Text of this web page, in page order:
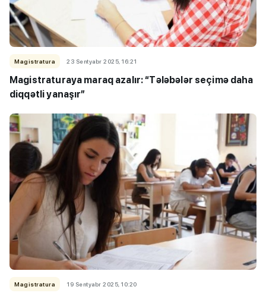
Magistratura 23 Sentyabr 2025, 16:21
Magistraturaya maraq azalır: “Tələbələr seçimə daha
diqqətli yanaşır”
Magistratura 19 Sentyabr 2025, 10:20